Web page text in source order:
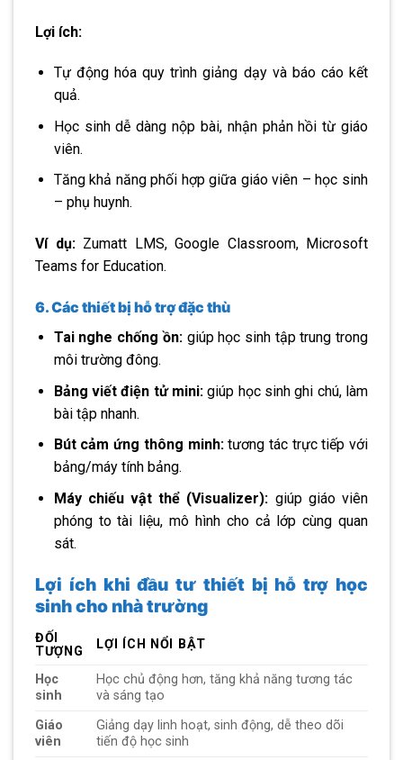
Lợi ích:
Tự động hóa quy trình giảng dạy và báo cáo kết
quả.
Học sinh dễ dàng nộp bài, nhận phản hồi từ giáo
viên.
Tăng khả năng phối hợp giữa giáo viên – học sinh
– phụ huynh.
Ví dụ:Zumatt LMS, Google Classroom, Microsoft
Teams for Education.
6. Các thiết bị hỗ trợ đặc thù
Tai nghe chống ồn:giúp học sinh tập trung trong
môi trường đông.
Bảng viết điện tử mini: giúp học sinh ghi chú, làm
bài tập nhanh.
Bút cảm ứng thông minh:tương tác trực tiếp với
bảng/máy tính bảng.
Máy chiếu vật thể (Visualizer): giúp giáo viên
phóng to tài liệu, mô hình cho cả lớp cùng quan
sát.
Lợi ích khi đầu tư thiết bị hỗ trợ học
sinh cho nhà trường
ĐỐI
TƯỢNG
LỢI ÍCH NỔI BẬT
Học
sinh
Học chủ động hơn, tăng khả năng tương tác
và sáng tạo
Giáo
viên
Giảng dạy linh hoạt, sinh động, dễ theo dõi
tiến độ học sinh